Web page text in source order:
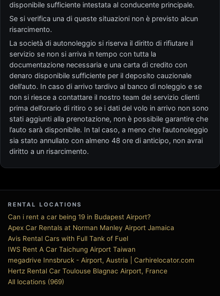
disponibile sufficiente intestata al conducente principale.
Se si verifica una di queste situazioni non è previsto alcun
risarcimento.
La società di autonoleggio si riserva il diritto di rifiutare il
servizio se non si arriva in tempo con tutta la
documentazione necessaria e una carta di credito con
denaro disponibile sufficiente per il deposito cauzionale
dell’auto. In caso di arrivo tardivo al banco di noleggio e se
non si riesce a contattare il nostro team del servizio clienti
prima dell’orario di ritiro o se i dati del volo in arrivo non sono
stati aggiunti alla prenotazione, non è possibile garantire che
l’auto sarà disponibile. In tal caso, a meno che l’autonoleggio
sia stato annullato con almeno 48 ore di anticipo, non avrai
diritto a un risarcimento.
RENTAL LOCATIONS
Can i rent a car being 19 in Budapest Airport?
Apex Car Rentals at Norman Manley Airport Jamaica
Avis Rental Cars with Full Tank of Fuel
IWS Rent A Car Taichung Airport Taiwan
megadrive Innsbruck - Airport, Austria | Carhirelocator.com
Hertz Rental Car Toulouse Blagnac Airport, France
All locations (969)